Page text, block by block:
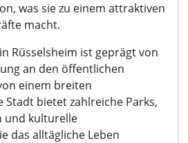
was sie zu einem attraktiven
macht.
Rüsselsheim ist geprägt von
an den öffentlichen
einem breiten
Stadt bietet zahlreiche Parks,
und kulturelle
das alltägliche Leben